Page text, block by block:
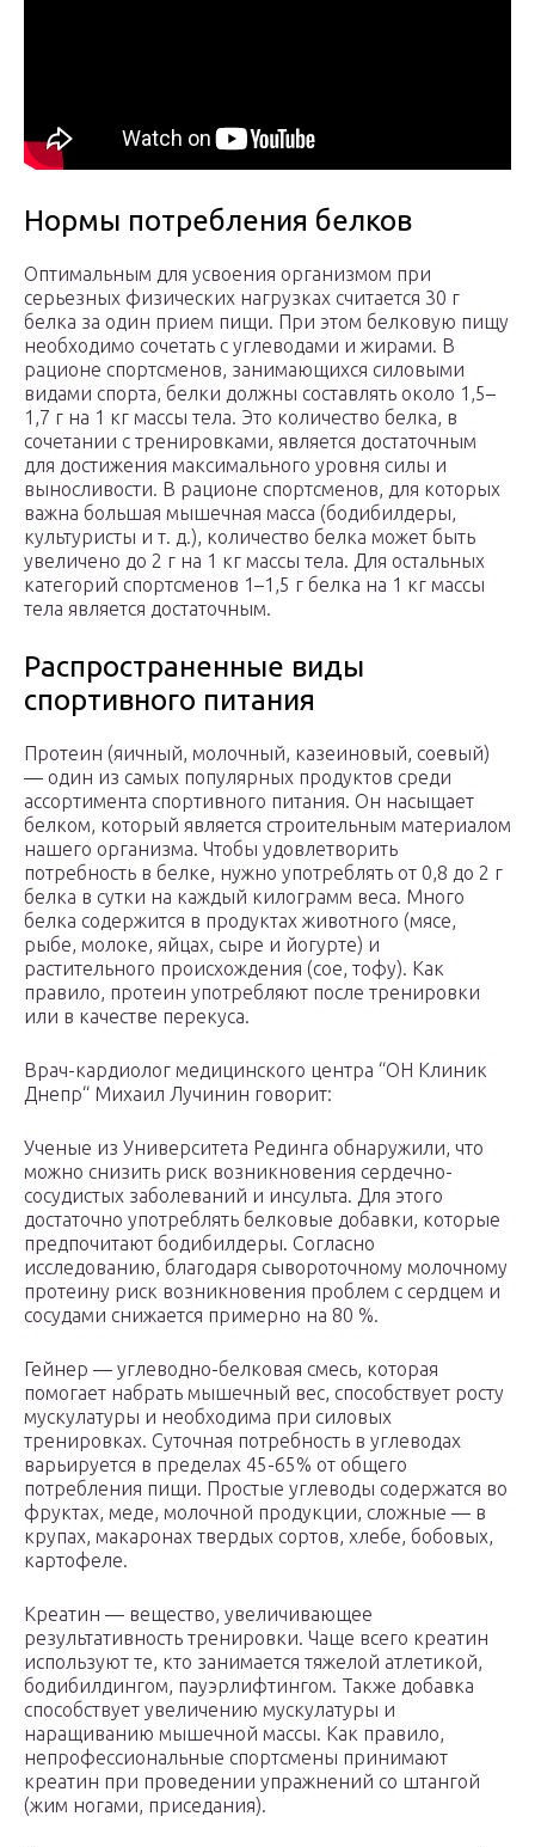
Нормы потребления белков
Оптимальным для усвоения организмом при
серьезных физических нагрузках считается 30 г
белка за один прием пищи. При этом белковую пищу
необходимо сочетать с углеводами и жирами. В
рационе спортсменов, занимающихся силовыми
видами спорта, белки должны составлять около 1,5–
1,7 г на 1 кг массы тела. Это количество белка, в
сочетании с тренировками, является достаточным
для достижения максимального уровня силы и
выносливости. В рационе спортсменов, для которых
важна большая мышечная масса (бодибилдеры,
культуристы и т. д.), количество белка может быть
увеличено до 2 г на 1 кг массы тела. Для остальных
категорий спортсменов 1–1,5 г белка на 1 кг массы
тела является достаточным.
Распространенные виды
спортивного питания
Протеин (яичный, молочный, казеиновый, соевый)
— один из самых популярных продуктов среди
ассортимента спортивного питания. Он насыщает
белком, который является строительным материалом
нашего организма. Чтобы удовлетворить
потребность в белке, нужно употреблять от 0,8 до 2 г
белка в сутки на каждый килограмм веса. Много
белка содержится в продуктах животного (мясе,
рыбе, молоке, яйцах, сыре и йогурте) и
растительного происхождения (сое, тофу). Как
правило, протеин употребляют после тренировки
или в качестве перекуса.
Врач-кардиолог медицинского центра “ОН Клиник
Днепр“ Михаил Лучинин говорит:
Ученые из Университета Рединга обнаружили, что
можно снизить риск возникновения сердечно-
сосудистых заболеваний и инсульта. Для этого
достаточно употреблять белковые добавки, которые
предпочитают бодибилдеры. Согласно
исследованию, благодаря сывороточному молочному
протеину риск возникновения проблем с сердцем и
сосудами снижается примерно на 80 %.
Гейнер — углеводно-белковая смесь, которая
помогает набрать мышечный вес, способствует росту
мускулатуры и необходима при силовых
тренировках. Суточная потребность в углеводах
варьируется в пределах 45-65% от общего
потребления пищи. Простые углеводы содержатся во
фруктах, меде, молочной продукции, сложные — в
крупах, макаронах твердых сортов, хлебе, бобовых,
картофеле.
Креатин — вещество, увеличивающее
результативность тренировки. Чаще всего креатин
используют те, кто занимается тяжелой атлетикой,
бодибилдингом, пауэрлифтингом. Также добавка
способствует увеличению мускулатуры и
наращиванию мышечной массы. Как правило,
непрофессиональные спортсмены принимают
креатин при проведении упражнений со штангой
(жим ногами, приседания).